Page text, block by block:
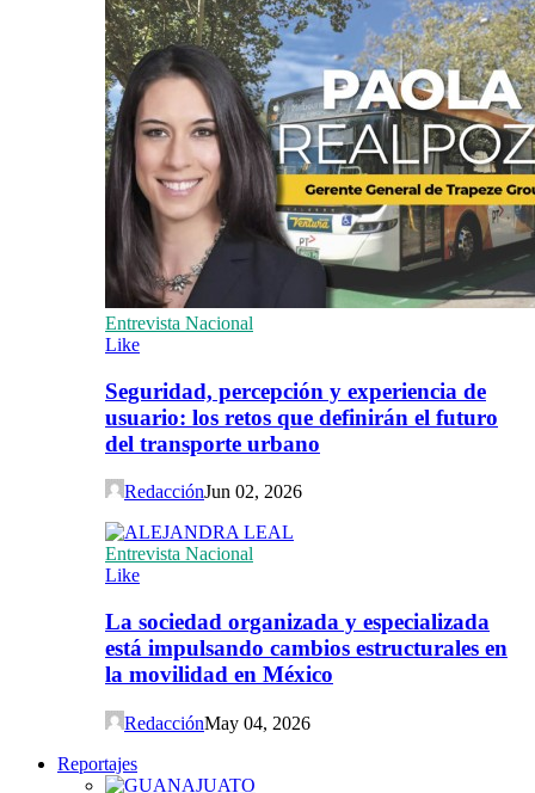
Entrevista Nacional
Like
Seguridad, percepción y experiencia de
usuario: los retos que definirán el futuro
del transporte urbano
RedacciónJun 02, 2026
Entrevista Nacional
Like
La sociedad organizada y especializada
está impulsando cambios estructurales en
la movilidad en México
RedacciónMay 04, 2026
Reportajes